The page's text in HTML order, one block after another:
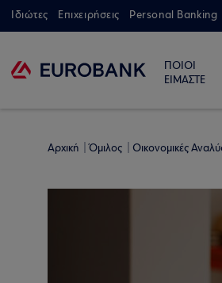
Ιδιώτες Επιχειρήσεις Personal Banking
ΠΟΙΟΙ
ΕΙΜΑΣΤΕ
Αρχική Όμιλος Οικονομικές